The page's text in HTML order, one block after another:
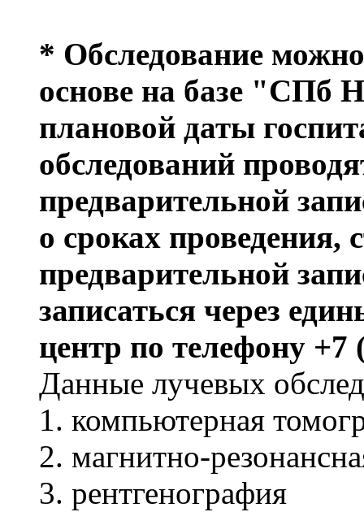
* Обследование
основе на базе "СПб
плановой даты
обследований
предварительной
о сроках проведения,
предварительной
записаться через
центр по телефону +7
Данные лучевых
1. компьютерная
2. магнитно-
3. рентгенография